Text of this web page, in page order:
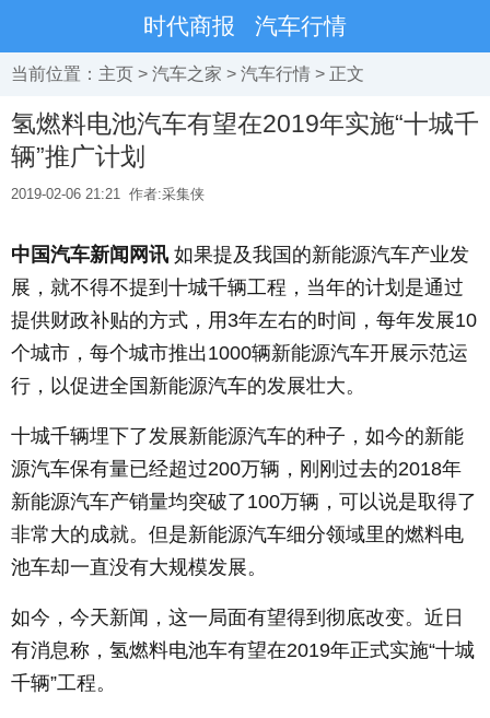
时代商报 汽车行情
当前位置： 主页 > 汽车之家 > 汽车行情 > 正文
氢燃料电池汽车有望在2019年实施“十城千
辆”推广计划
2019-02-06 21:21 作者:采集侠
中国汽车新闻网讯 如果提及我国的新能源汽车产业发
展，就不得不提到十城千辆工程，当年的计划是通过
提供财政补贴的方式，用3年左右的时间，每年发展10
个城市，每个城市推出1000辆新能源汽车开展示范运
行，以促进全国新能源汽车的发展壮大。
十城千辆埋下了发展新能源汽车的种子，如今的新能
源汽车保有量已经超过200万辆，刚刚过去的2018年
新能源汽车产销量均突破了100万辆，可以说是取得了
非常大的成就。但是新能源汽车细分领域里的燃料电
池车却一直没有大规模发展。
如今，今天新闻，这一局面有望得到彻底改变。近日
有消息称，氢燃料电池车有望在2019年正式实施“十城
千辆”工程。